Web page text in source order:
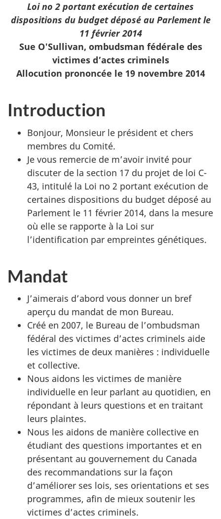
Loi no 2 portant exécution de certaines
dispositions du budget déposé au Parlement le
11 février 2014
Sue O'Sullivan, ombudsman fédérale des
victimes d’actes criminels
Allocution prononcée le 19 novembre 2014
Introduction
Bonjour, Monsieur le président et chers
membres du Comité.
Je vous remercie de m’avoir invité pour
discuter de la section 17 du projet de loi C-
43, intitulé la Loi no 2 portant exécution de
certaines dispositions du budget déposé au
Parlement le 11 février 2014, dans la mesure
où elle se rapporte à la Loi sur
l’identification par empreintes génétiques.
Mandat
J’aimerais d’abord vous donner un bref
aperçu du mandat de mon Bureau.
Créé en 2007, le Bureau de l’ombudsman
fédéral des victimes d’actes criminels aide
les victimes de deux manières : individuelle
et collective.
Nous aidons les victimes de manière
individuelle en leur parlant au quotidien, en
répondant à leurs questions et en traitant
leurs plaintes.
Nous les aidons de manière collective en
étudiant des questions importantes et en
présentant au gouvernement du Canada
des recommandations sur la façon
d’améliorer ses lois, ses orientations et ses
programmes, afin de mieux soutenir les
victimes d’actes criminels.